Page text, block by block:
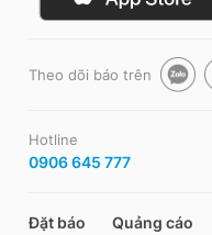
Theo dõi báo trên
Hotline
0906 645 777
Đặt báo Quảng cáo